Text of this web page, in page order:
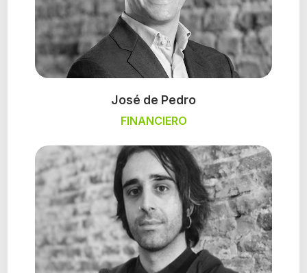
José de Pedro
FINANCIERO